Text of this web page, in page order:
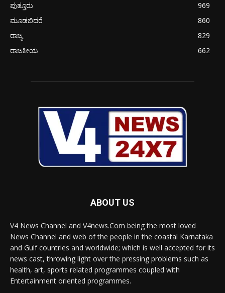
ಪುತ್ತೂರು
969
ಮೂಡಬಿದರೆ
860
ರಾಜ್ಯ
829
ರಾಜಕೀಯ
662
ABOUT US
V4 News Channel and V4news.Com being the most loved
News Channel and web of the people in the coastal Karnataka
and Gulf countries and worldwide; which is well accepted for its
news cast, throwing light over the pressing problems such as
health, art, sports related programmes coupled with
Entertainment oriented programmes.